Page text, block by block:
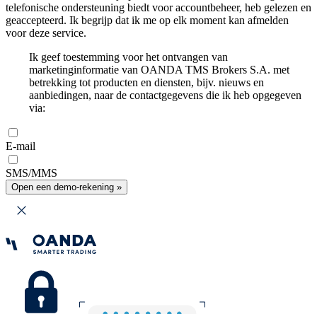
telefonische ondersteuning biedt voor accountbeheer, heb gelezen en
geaccepteerd. Ik begrijp dat ik me op elk moment kan afmelden
voor deze service.
Ik geef toestemming voor het ontvangen van
marketinginformatie van OANDA TMS Brokers S.A. met
betrekking tot producten en diensten, bijv. nieuws en
aanbiedingen, naar de contactgegevens die ik heb opgegeven
via:
E-mail
SMS/MMS
Open een demo-rekening »